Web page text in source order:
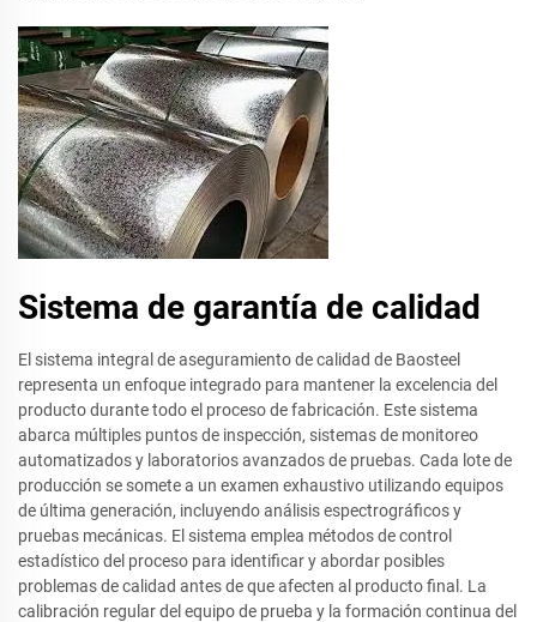
Sistema de garantía de calidad
El sistema integral de aseguramiento de calidad de Baosteel
representa un enfoque integrado para mantener la excelencia del
producto durante todo el proceso de fabricación. Este sistema
abarca múltiples puntos de inspección, sistemas de monitoreo
automatizados y laboratorios avanzados de pruebas. Cada lote de
producción se somete a un examen exhaustivo utilizando equipos
de última generación, incluyendo análisis espectrográficos y
pruebas mecánicas. El sistema emplea métodos de control
estadístico del proceso para identificar y abordar posibles
problemas de calidad antes de que afecten al producto final. La
calibración regular del equipo de prueba y la formación continua del